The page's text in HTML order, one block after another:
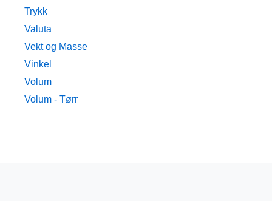
Trykk
Valuta
Vekt og Masse
Vinkel
Volum
Volum - Tørr